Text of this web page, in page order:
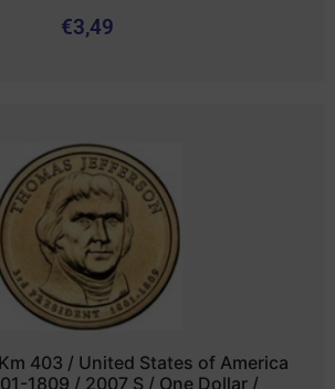
€3,49
403 / United States of America
1809 / 2007 S / One Dollar /